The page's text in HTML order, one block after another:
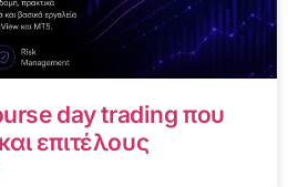
day trading που
επιτέλους